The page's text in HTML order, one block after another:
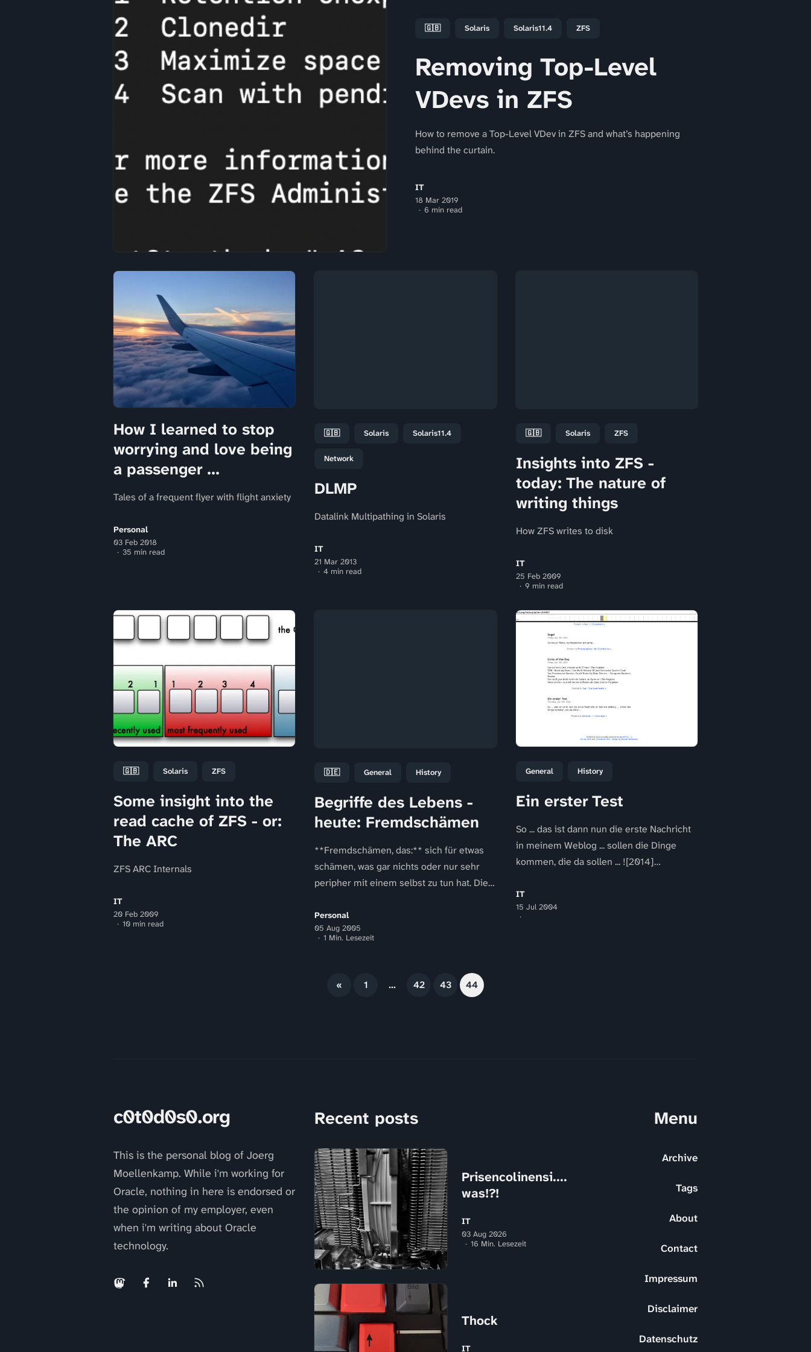
🇬🇧 Solaris Solaris11.4 ZFS
Removing Top-Level
VDevs in ZFS
How to remove a Top-Level VDev in ZFS and what’s happening
behind the curtain.
IT
18 Mar 2019
6 min read
How I learned to stop
worrying and love being
a passenger ...
Tales of a frequent flyer with flight anxiety
Personal
03 Feb 2018
35 min read
🇬🇧 Solaris Solaris11.4
Network
DLMP
Datalink Multipathing in Solaris
IT
21 Mar 2013
4 min read
🇬🇧 Solaris ZFS
Insights into ZFS -
today: The nature of
writing things
How ZFS writes to disk
IT
25 Feb 2009
9 min read
🇬🇧 Solaris ZFS
Some insight into the
read cache of ZFS - or:
The ARC
ZFS ARC Internals
IT
20 Feb 2009
10 min read
🇩🇪 General History
Begriffe des Lebens -
heute: Fremdschämen
**Fremdschämen, das:** sich für etwas
schämen, was gar nichts oder nur sehr
peripher mit einem selbst zu tun hat. Die
Personal
05 Aug 2005
1 Min. Lesezeit
General History
Ein erster Test
So ... das ist dann nun die erste Nachricht
in meinem Weblog ... sollen die Dinge
kommen, die da sollen ... ![2014]
IT
15 Jul 2004
« 1 … 42 43 44
c0t0d0s0.org
This is the personal blog of Joerg
Moellenkamp. While i'm working for
Oracle, nothing in here is endorsed or
the opinion of my employer, even
when i'm writing about Oracle
technology.
Recent posts
Prisencolinensi....
was!?!
IT
03 Aug 2026
16 Min. Lesezeit
Thock
IT
Menu
Archive
Tags
About
Contact
Impressum
Disclaimer
Datenschutz